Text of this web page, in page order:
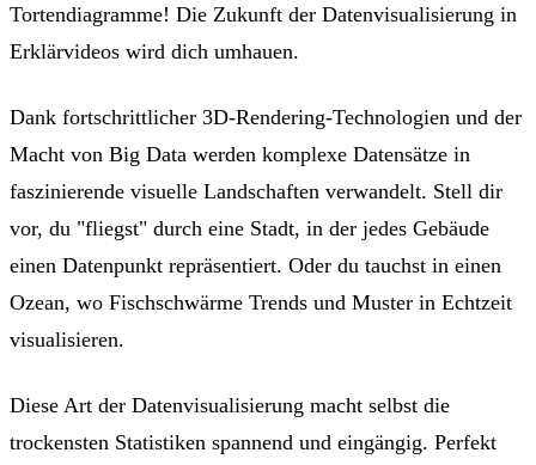
Tortendiagramme! Die Zukunft der Datenvisualisierung in
Erklärvideos wird dich umhauen.
Dank fortschrittlicher 3D-Rendering-Technologien und der
Macht von Big Data werden komplexe Datensätze in
faszinierende visuelle Landschaften verwandelt. Stell dir
vor, du "fliegst" durch eine Stadt, in der jedes Gebäude
einen Datenpunkt repräsentiert. Oder du tauchst in einen
Ozean, wo Fischschwärme Trends und Muster in Echtzeit
visualisieren.
Diese Art der Datenvisualisierung macht selbst die
trockensten Statistiken spannend und eingängig. Perfekt